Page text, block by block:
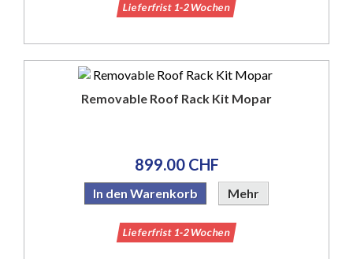
Lieferfrist 1-2 Wochen
Removable Roof Rack Kit Mopar
899.00 CHF
In den Warenkorb Mehr
Lieferfrist 1-2 Wochen